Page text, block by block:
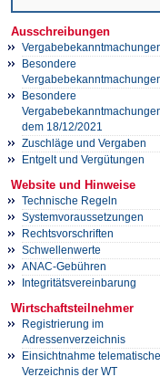
Ausschreibungen
Besondere
Besondere
dem 18/12/2021
Zuschläge und Vergaben
Entgelt und Vergütungen
Website und Hinweise
Technische Regeln
Systemvoraussetzungen
Rechtsvorschriften
Schwellenwerte
ANAC-Gebühren
Integritätsvereinbarung
Wirtschaftsteilnehmer
Registrierung im
Adressenverzeichnis
Einsichtnahme
Verzeichnis der WT